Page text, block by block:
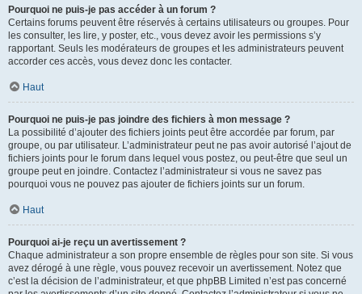
Pourquoi ne puis-je pas accéder à un forum ?
Certains forums peuvent être réservés à certains utilisateurs ou groupes. Pour
les consulter, les lire, y poster, etc., vous devez avoir les permissions s’y
rapportant. Seuls les modérateurs de groupes et les administrateurs peuvent
accorder ces accès, vous devez donc les contacter.
Haut
Pourquoi ne puis-je pas joindre des fichiers à mon message ?
La possibilité d’ajouter des fichiers joints peut être accordée par forum, par
groupe, ou par utilisateur. L’administrateur peut ne pas avoir autorisé l’ajout de
fichiers joints pour le forum dans lequel vous postez, ou peut-être que seul un
groupe peut en joindre. Contactez l’administrateur si vous ne savez pas
pourquoi vous ne pouvez pas ajouter de fichiers joints sur un forum.
Haut
Pourquoi ai-je reçu un avertissement ?
Chaque administrateur a son propre ensemble de règles pour son site. Si vous
avez dérogé à une règle, vous pouvez recevoir un avertissement. Notez que
c’est la décision de l’administrateur, et que phpBB Limited n’est pas concerné